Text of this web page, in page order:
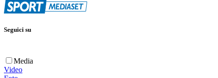
Seguici su
Media
Video